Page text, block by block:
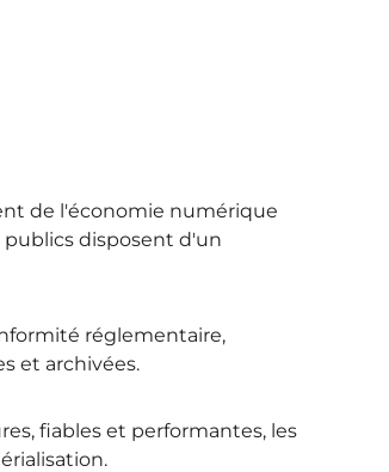
de l'économie numérique
publics disposent d'un
réglementaire,
et archivées.
fiables et performantes, les